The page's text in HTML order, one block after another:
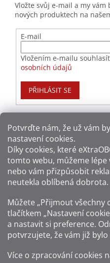
Potvrďte nám​​, že už vám
nastavení cookies.
Díky cookies, které
tomto webu, můžeme
nebo vám přizpůsobit
neutekla oblíbená dobrota.
Můžete „Přijmout všechny
tlačítkem „Nastavení
a nastavit si preference.
potvrzujete, že vám již bylo
Více o zpracování cookies
Vložte svůj e-mail a my
nových produktech na
E-mail
Vložením e-mailu
osobních údajů
PŘIHLÁSIT SE
Zákaz prodeje